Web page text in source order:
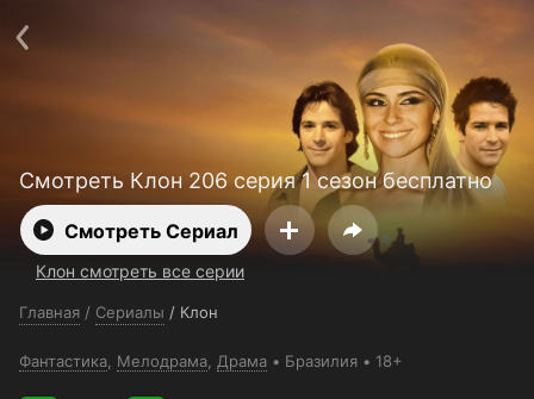
Смотреть Клон 206 серия 1 сезон бесплатно
Смотреть Сериал
Клон смотреть все серии
Главная / Сериалы / Клон
Фантастика Мелодрама Драма Бразилия 18+
Пользовательское соглашение
Для партнёров
Ввести промокод
Бесплатные каналы Контакты